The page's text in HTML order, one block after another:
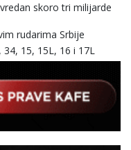
skoro tri milijarde
rudarima Srbije
15, 15L, 16 i 17L